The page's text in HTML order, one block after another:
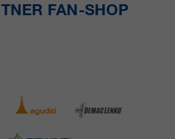
FAN-SHOP